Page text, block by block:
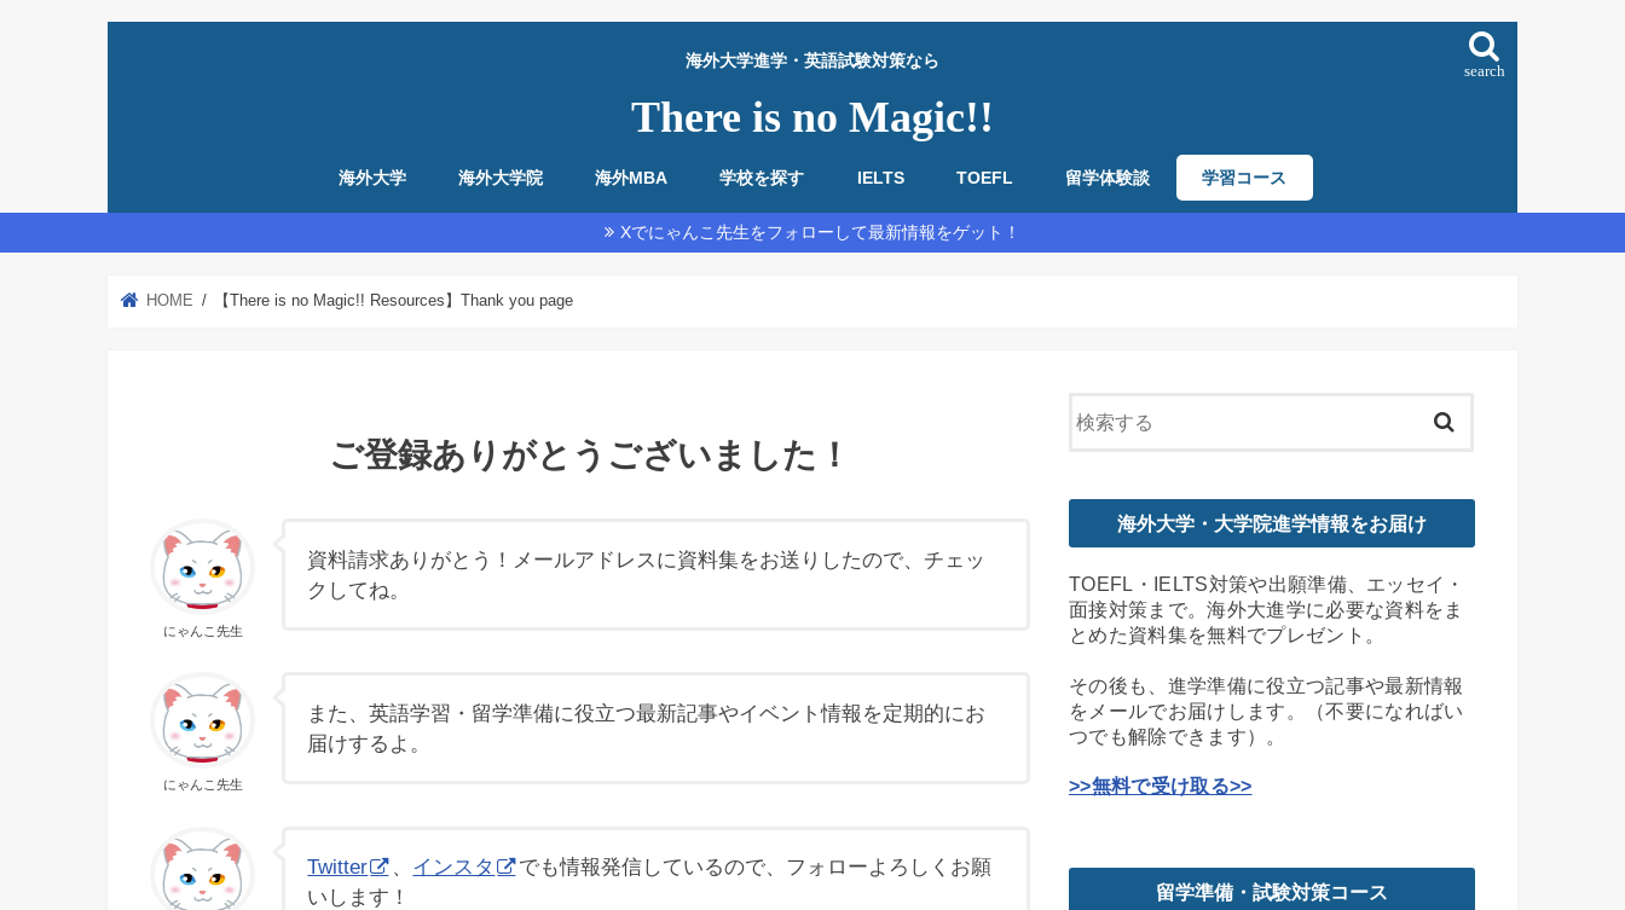
海外大学進学・英語試験対策なら
There is no Magic!!
search
海外大学 海外大学院 海外MBA 学校を探す IELTS
教材・基本情報
勉強法全般
リーディング
リスニング
スピーキング
ライティング
TOEFL
教材・基本情報
勉強法全般
リーディング
リスニング
スピーキング
ライティング
留学体験談 学習コース
Xでにゃんこ先生をフォローして最新情報をゲット！
HOME 【There is no Magic!! Resources】Thank you page
ご登録ありがとうございました！
にゃんこ先生
資料請求ありがとう！メールアドレスに資料集をお送りしたので、チェッ
クしてね。
にゃんこ先生
また、英語学習・留学準備に役立つ最新記事やイベント情報を定期的にお
届けするよ。
Twitter 、 インスタ
でも情報発信しているので、フォローよろしくお願
いします！
海外大学・大学院進学情報をお届け
TOEFL・IELTS対策や出願準備、エッセイ・
面接対策まで。海外大進学に必要な資料をま
とめた資料集を無料でプレゼント。
その後も、進学準備に役立つ記事や最新情報
をメールでお届けします。（不要になればい
つでも解除できます）。
>>無料で受け取る>>
留学準備・試験対策コース